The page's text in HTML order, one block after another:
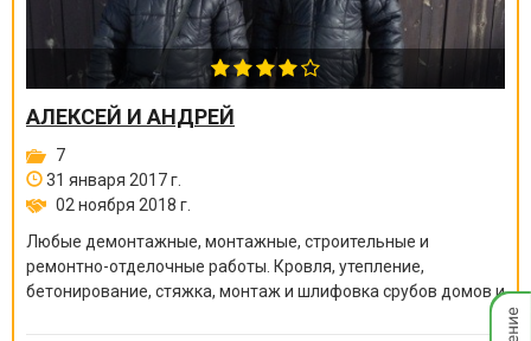
АЛЕКСЕЙ И АНДРЕЙ
7
31 января 2017 г.
02 ноября 2018 г.
Любые демонтажные, монтажные, строительные и
ремонтно-отделочные работы. Кровля, утепление,
бетонирование, стяжка, монтаж и шлифовка срубов домов и
бань, покраска краскопультом, сварочные работы и многое